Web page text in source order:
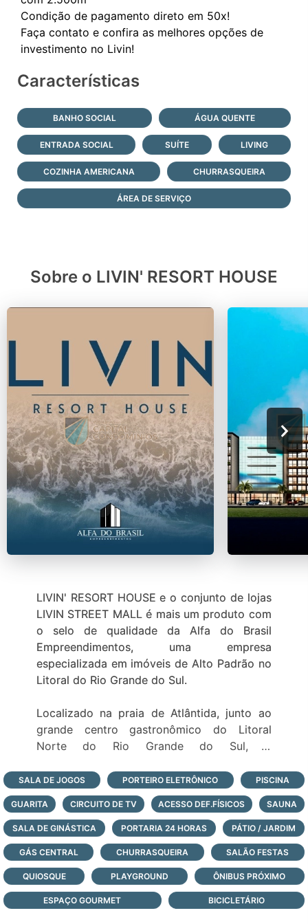
Condição de pagamento direto em 50x!
Faça contato e confira as melhores opções de
Características
BANHO SOCIAL ÁGUA QUENTE
ENTRADA SOCIAL SUÍTE LIVING
COZINHA AMERICANA CHURRASQUEIRA
ÁREA DE SERVIÇO
Sobre o LIVIN' RESORT HOUSE
LIVIN' RESORT HOUSE e o conjunto de lojas
LIVIN STREET MALL é mais um produto com
o selo de qualidade da Alfa do Brasil
Empreendimentos, uma empresa
especializada em imóveis de Alto Padrão no
Litoral do Rio Grande do Sul.
Localizado na praia de Atlântida, junto ao
grande centro gastronômico do Litoral
Norte do Rio Grande do Sul, o
apartamentos de 1 e 2 dormitórios que
contam ainda com uma completa
infraestrutura e lazer com 2.500m² com as
seguintes comodidades para seus usuários:
-6 salões de festas
-Espaço Kids ao ar livre
-Espaço Kids fechado
-Academia totalmente equipada
SALA DE JOGOS PORTEIRO ELETRÔNICO PISCINA
GUARITA CIRCUITO DE TV ACESSO DEF.FÍSICOS SAUNA
SALA DE GINÁSTICA PORTARIA 24 HORAS PÁTIO / JARDIM
GÁS CENTRAL CHURRASQUEIRA SALÃO FESTAS
QUIOSQUE PLAYGROUND ÔNIBUS PRÓXIMO
ESPAÇO GOURMET BICICLETÁRIO